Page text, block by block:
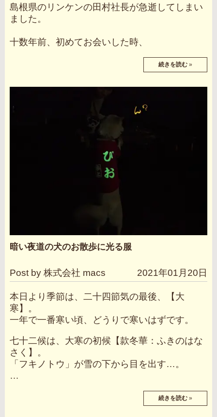
島根県のリンケンの田村社長が急逝してしまい
ました。
十数年前、初めてお会いした時、
続きを読む »
暗い夜道の犬のお散歩に光る服
Post by 株式会社 macs 2021年01月20日
本日より季節は、二十四節気の最後、【大
寒】。
一年で一番寒い頃、どうりで寒いはずです。
七十二候は、大寒の初候【款冬華：ふきのはな
さく】。
「フキノトウ」が雪の下から目を出す…。
…
続きを読む »